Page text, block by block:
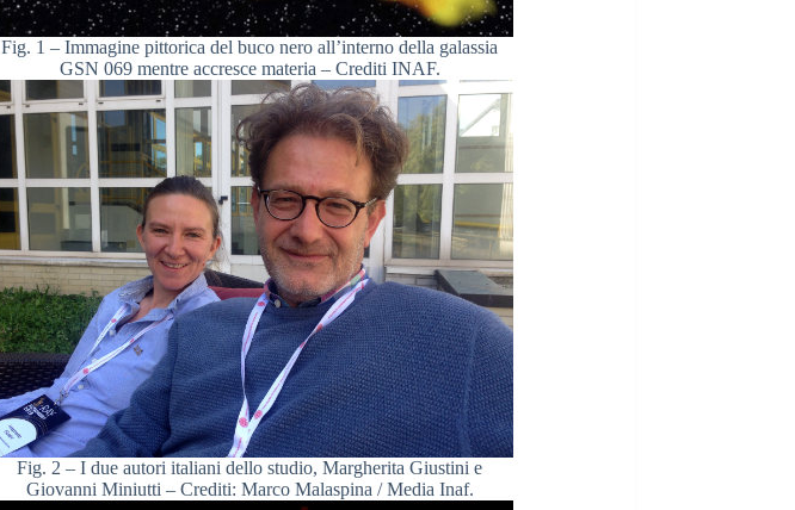
Fig. 1 – Immagine pittorica del buco nero all’interno della galassia
GSN 069 mentre accresce materia – Crediti INAF.
Fig. 2 – I due autori italiani dello studio, Margherita Giustini e
Giovanni Miniutti – Crediti: Marco Malaspina / Media Inaf.